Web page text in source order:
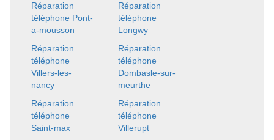
Réparation
téléphone Pont-
a-mousson
Réparation
téléphone
Longwy
Réparation
téléphone
Villers-les-
nancy
Réparation
téléphone
Dombasle-sur-
meurthe
Réparation
téléphone
Saint-max
Réparation
téléphone
Villerupt